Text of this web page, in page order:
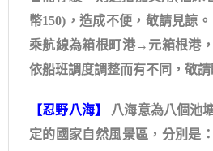
幣150)，造成不便，敬請見諒
乘航線為箱根町港→元箱根港
依船班調度調整而有不同，敬請
【忍野八海】
八海意為八個池
定的國家自然風景區，分別是